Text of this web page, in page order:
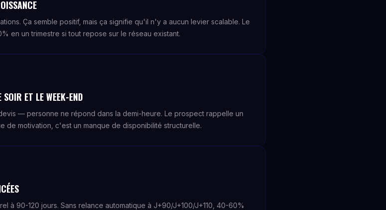
Ça semble positif, mais ça signifie qu'il n'y a aucun levier scalable. Le
en un trimestre si tout repose sur le réseau existant.
ET LE WEEK-END
— personne ne répond dans la demi-heure. Le prospect rappelle un
de motivation, c'est un manque de disponibilité structurelle.
à 90-120 jours. Sans relance automatique à J+90/J+100/J+110, 40-60%